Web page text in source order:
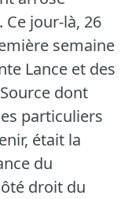
Ce jour-là, 26
semaine
Lance et des
dont
particuliers
était la
du
droit du